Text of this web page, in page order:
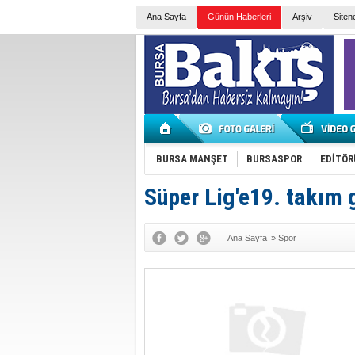
Ana Sayfa Günün Haberleri Arşiv
BURSA MANŞET BURSASPOR
Süper Lig'e19. takım
Ana Sayfa » Spor